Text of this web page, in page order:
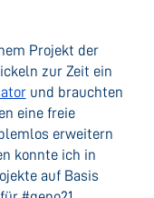
Projekt der
zur Zeit ein
und brauchten
eine freie
erweitern
konnte ich in
auf Basis